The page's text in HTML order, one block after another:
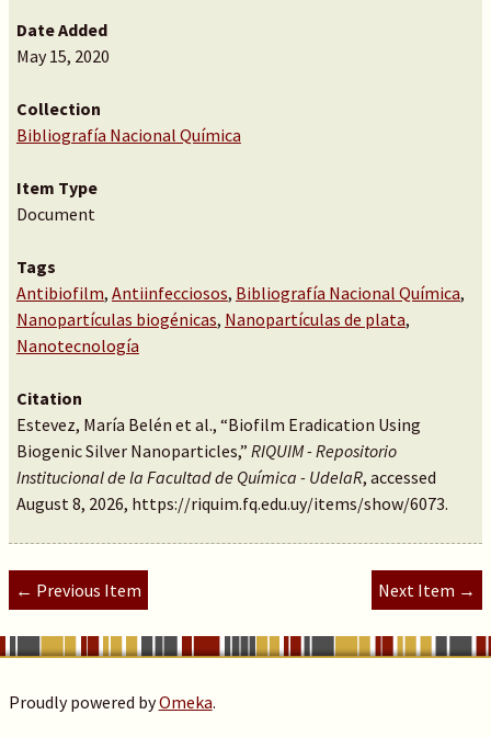
Date Added
May 15, 2020
Collection
Bibliografía Nacional Química
Item Type
Document
Tags
Antibiofilm, Antiinfecciosos, Bibliografía Nacional Química,
Nanopartículas biogénicas, Nanopartículas de plata,
Nanotecnología
Citation
Estevez, María Belén et al., “Biofilm Eradication Using
Biogenic Silver Nanoparticles,” RIQUIM - Repositorio
Institucional de la Facultad de Química - UdelaR, accessed
August 8, 2026, https://riquim.fq.edu.uy/items/show/6073.
← Previous Item Next Item →
Proudly powered byOmeka.